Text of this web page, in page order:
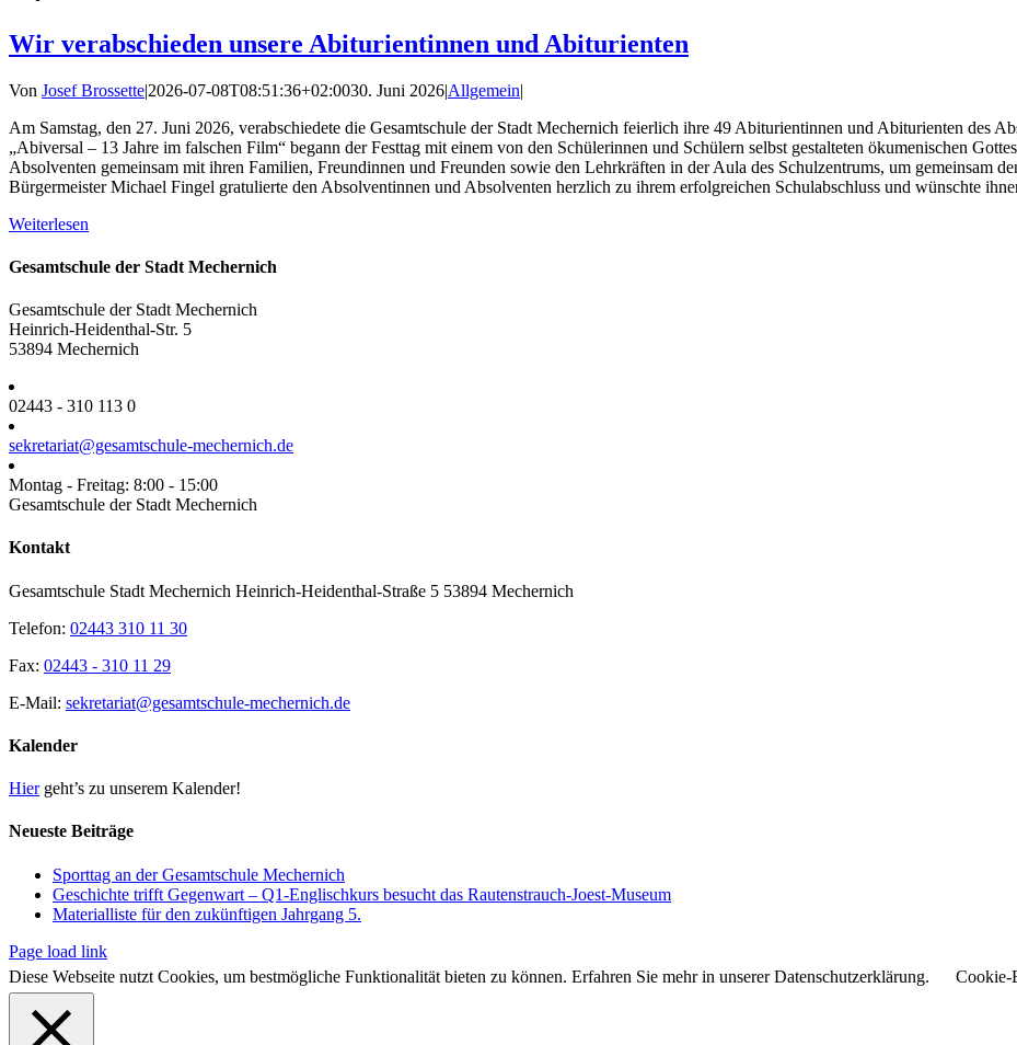
Wir verabschieden unsere Abiturientinnen und Abiturienten
Von Josef Brossette|2026-07-08T08:51:36+02:0030. Juni 2026|Allgemein|
Am Samstag, den 27. Juni 2026, verabschiedete die Gesamtschule der Stadt Mechernich feierlich ihre 49 Abiturientinnen und Abiturienten des
„Abiversal – 13 Jahre im falschen Film“ begann der Festtag mit einem von den Schülerinnen und Schülern selbst gestalteten ökumenischen
Absolventen gemeinsam mit ihren Familien, Freundinnen und Freunden sowie den Lehrkräften in der Aula des Schulzentrums, um gemeinsam
Bürgermeister Michael Fingel gratulierte den Absolventinnen und Absolventen herzlich zu ihrem erfolgreichen Schulabschluss und wünschte
Weiterlesen
Gesamtschule der Stadt Mechernich
Gesamtschule der Stadt Mechernich
Heinrich-Heidenthal-Str. 5
53894 Mechernich
02443 - 310 113 0
sekretariat@gesamtschule-mechernich.de
Montag - Freitag: 8:00 - 15:00
Gesamtschule der Stadt Mechernich
Toggle
Bar
Kontakt
Gesamtschule Stadt Mechernich Heinrich-Heidenthal-Straße 5 53894 Mechernich
Telefon: 02443 310 11 30
Fax: 02443 - 310 11 29
E-Mail: sekretariat@gesamtschule-mechernich.de
Kalender
Hiergeht’s zu unserem Kalender!
Neueste Beiträge
Sporttag an der Gesamtschule Mechernich
Geschichte trifft Gegenwart – Q1-Englischkurs besucht das Rautenstrauch-Joest-Museum
Materialliste für den zukünftigen Jahrgang 5.
Page load link
Diese Webseite nutzt Cookies, um bestmögliche Funktionalität bieten zu können. Erfahren Sie mehr in unserer Datenschutzerklärung.
Cookie-